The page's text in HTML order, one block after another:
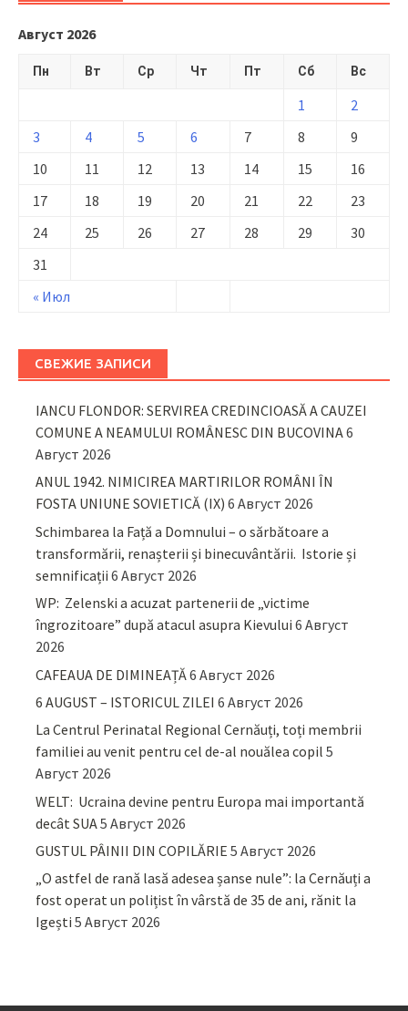
Август 2026
Пн Вт Ср Чт Пт Сб Вс
« Июл
1
2
3
4 5 6 7 8
9
10
11 12 13 14 15
16
17
18 19 20 21 22
23
24
25 26 27 28 29
30
31
СВЕЖИЕ ЗАПИСИ
IANCU FLONDOR: SERVIREA CREDINCIOASĂ A CAUZEI
COMUNE A NEAMULUI ROMÂNESC DIN BUCOVINA6
Август 2026
ANUL 1942. NIMICIREA MARTIRILOR ROMÂNI ÎN
FOSTA UNIUNE SOVIETICĂ (IX) 6 Август 2026
Schimbarea la Față a Domnului – o sărbătoare a
transformării, renașterii și binecuvântării. Istorie și
semnificații 6 Август 2026
WP: Zelenski a acuzat partenerii de „victime
îngrozitoare” după atacul asupra Kievului 6 Август
2026
CAFEAUA DE DIMINEAȚĂ6 Август 2026
6 AUGUST – ISTORICUL ZILEI 6 Август 2026
La Centrul Perinatal Regional Cernăuți, toți membrii
familiei au venit pentru cel de-al nouălea copil 5
Август 2026
WELT: Ucraina devine pentru Europa mai importantă
decât SUA5 Август 2026
GUSTUL PÂINII DIN COPILĂRIE 5 Август 2026
„O astfel de rană lasă adesea șanse nule”: la Cernăuți a
fost operat un polițist în vârstă de 35 de ani, rănit la
Igești 5 Август 2026